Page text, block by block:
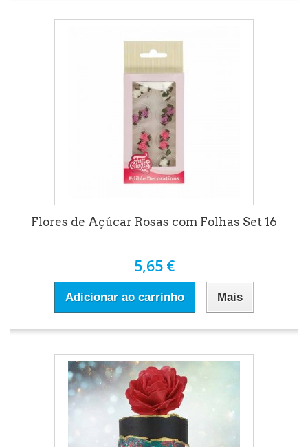
Flores de Açúcar Rosas com Folhas Set 16
5,65 €
Adicionar ao carrinho Mais